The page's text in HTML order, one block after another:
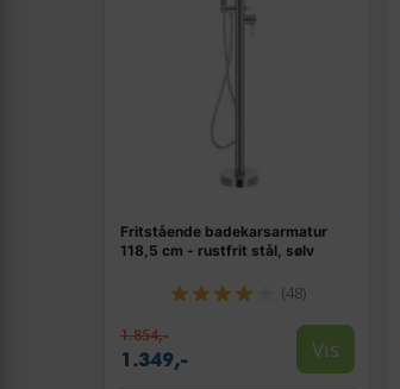
Fritstående badekarsarmatur
118,5 cm - rustfrit stål, sølv
(48)
1.854,-
1.349,- Vis